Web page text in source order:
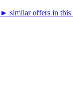
► similar offers in this